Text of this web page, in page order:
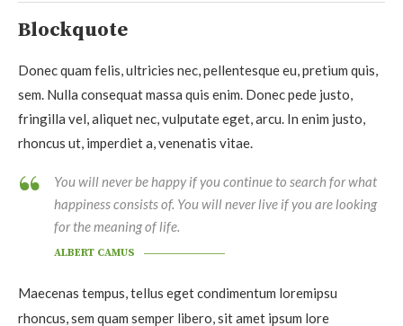
Blockquote
Donec quam felis, ultricies nec, pellentesque eu, pretium quis,
sem. Nulla consequat massa quis enim. Donec pede justo,
fringilla vel, aliquet nec, vulputate eget, arcu. In enim justo,
rhoncus ut, imperdiet a, venenatis vitae.
You will never be happy if you continue to search for what
happiness consists of. You will never live if you are looking
for the meaning of life.
ALBERT CAMUS
Maecenas tempus, tellus eget condimentum loremipsu
rhoncus, sem quam semper libero, sit amet ipsum lore